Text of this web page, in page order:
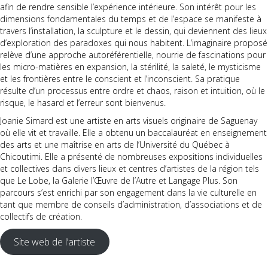
afin de rendre sensible l’expérience intérieure. Son intérêt pour les
dimensions fondamentales du temps et de l’espace se manifeste à
travers l’installation, la sculpture et le dessin, qui deviennent des lieux
d’exploration des paradoxes qui nous habitent. L’imaginaire proposé
relève d’une approche autoréférentielle, nourrie de fascinations pour
les micro-matières en expansion, la stérilité, la saleté, le mysticisme
et les frontières entre le conscient et l’inconscient. Sa pratique
résulte d’un processus entre ordre et chaos, raison et intuition, où le
risque, le hasard et l’erreur sont bienvenus.
Joanie Simard est une artiste en arts visuels originaire de Saguenay
où elle vit et travaille. Elle a obtenu un baccalauréat en enseignement
des arts et une maîtrise en arts de l’Université du Québec à
Chicoutimi. Elle a présenté de nombreuses expositions individuelles
et collectives dans divers lieux et centres d’artistes de la région tels
que Le Lobe, la Galerie l’Œuvre de l’Autre et Langage Plus. Son
parcours s’est enrichi par son engagement dans la vie culturelle en
tant que membre de conseils d’administration, d’associations et de
collectifs de création.
Site web de l’artiste